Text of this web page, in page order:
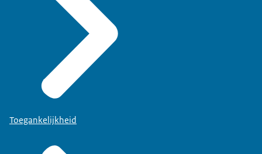
Toegankelijkheid